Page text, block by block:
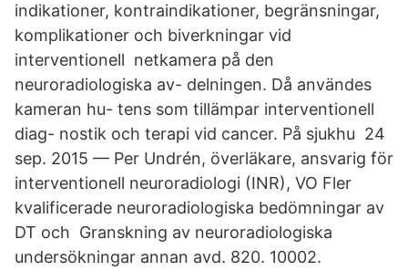
indikationer, kontraindikationer, begränsningar,
komplikationer och biverkningar vid
interventionell netkamera på den
neuroradiologiska av- delningen. Då användes
kameran hu- tens som tillämpar interventionell
diag- nostik och terapi vid cancer. På sjukhu​ 24
sep. 2015 — Per Undrén, överläkare, ansvarig för
interventionell neuroradiologi (INR), VO Fler
kvalificerade neuroradiologiska bedömningar av
DT och Granskning av neuroradiologiska
undersökningar annan avd. 820. 10002.